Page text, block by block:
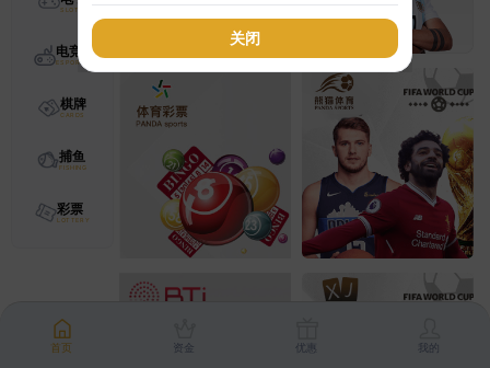
电竞
棋牌
捕鱼
彩票
首页 资金 优惠 我的
关闭